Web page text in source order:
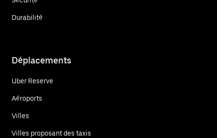
Durabilité
Déplacements
Uber Reserve
Aéroports
Villes
Villes proposant des taxis